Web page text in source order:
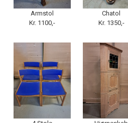
Armstol
Kr. 1100,-
Chatol
Kr. 1350,-